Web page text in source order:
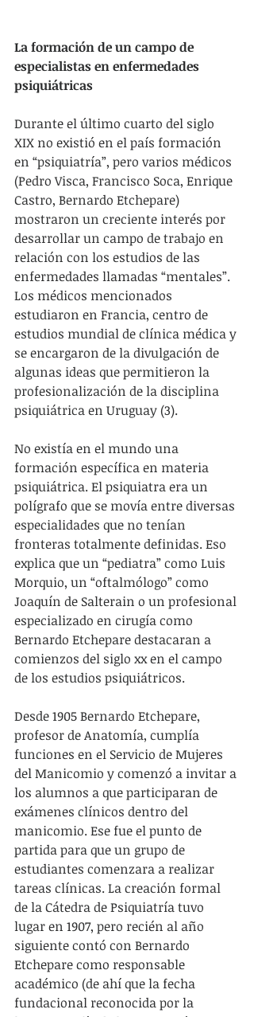
La formación de un campo de
especialistas en enfermedades
psiquiátricas
Durante el último cuarto del siglo
XIX no existió en el país formación
en “psiquiatría”, pero varios médicos
(Pedro Visca, Francisco Soca, Enrique
Castro, Bernardo Etchepare)
mostraron un creciente interés por
desarrollar un campo de trabajo en
relación con los estudios de las
enfermedades llamadas “mentales”.
Los médicos mencionados
estudiaron en Francia, centro de
estudios mundial de clínica médica y
se encargaron de la divulgación de
algunas ideas que permitieron la
profesionalización de la disciplina
psiquiátrica en Uruguay (3).
No existía en el mundo una
formación específica en materia
psiquiátrica. El psiquiatra era un
polígrafo que se movía entre diversas
especialidades que no tenían
fronteras totalmente definidas. Eso
explica que un “pediatra” como Luis
Morquio, un “oftalmólogo” como
Joaquín de Salterain o un profesional
especializado en cirugía como
Bernardo Etchepare destacaran a
comienzos del siglo xx en el campo
de los estudios psiquiátricos.
Desde 1905 Bernardo Etchepare,
profesor de Anatomía, cumplía
funciones en el Servicio de Mujeres
del Manicomio y comenzó a invitar a
los alumnos a que participaran de
exámenes clínicos dentro del
manicomio. Ese fue el punto de
partida para que un grupo de
estudiantes comenzara a realizar
tareas clínicas. La creación formal
de la Cátedra de Psiquiatría tuvo
lugar en 1907, pero recién al año
siguiente contó con Bernardo
Etchepare como responsable
académico (de ahí que la fecha
fundacional reconocida por la